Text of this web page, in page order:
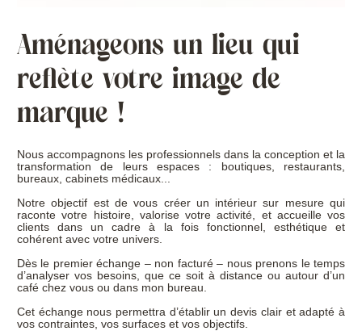
Aménageons un lieu qui
reflète votre image de
marque !
Nous accompagnons les professionnels dans la conception et la
transformation de leurs espaces : boutiques, restaurants,
bureaux, cabinets médicaux...
Notre objectif est de vous créer un intérieur sur mesure qui
raconte votre histoire, valorise votre activité, et accueille vos
clients dans un cadre à la fois fonctionnel, esthétique et
cohérent avec votre univers.
Dès le premier échange – non facturé – nous prenons le temps
d’analyser vos besoins, que ce soit à distance ou autour d’un
café chez vous ou dans mon bureau.
Cet échange nous permettra d’établir un devis clair et adapté à
vos contraintes, vos surfaces et vos objectifs.